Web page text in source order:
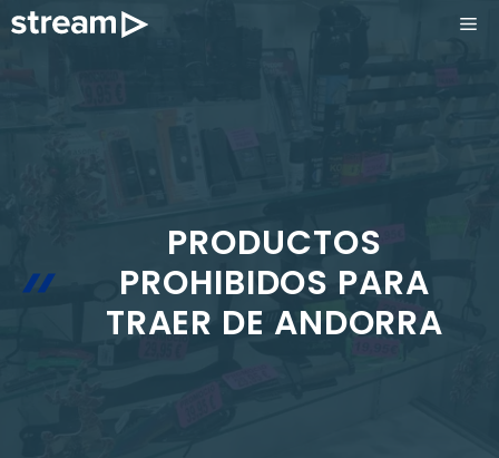
Saltar
PRODUCTOS
PROHIBIDOS PARA
TRAER DE ANDORRA